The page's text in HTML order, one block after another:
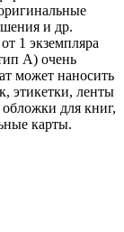
и др.
1 экземпляра
А) очень
может наносить
этикетки, ленты
для книг,
карты.